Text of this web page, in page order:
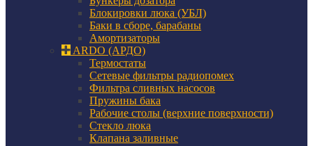
Блокировки люка (УБЛ)
Баки в сборе, барабаны
Амортизаторы
ARDO (АРДО)
Термостаты
Сетевые фильтры радиопомех
Фильтра сливных насосов
Пружины бака
Рабочие столы (верхние поверхности)
Стекло люка
Клапана заливные